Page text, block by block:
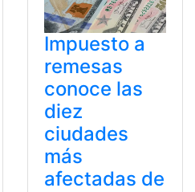
Impuesto a
remesas
conoce las
diez
ciudades
más
afectadas de